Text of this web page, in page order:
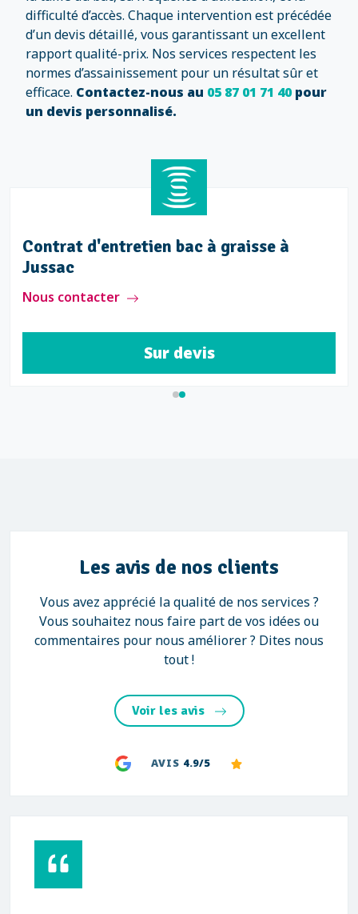
difficulté d’accès. Chaque intervention est précédée
d’un devis détaillé, vous garantissant un excellent
rapport qualité-prix. Nos services respectent les
normes d’assainissement pour un résultat sûr et
efficace. Contactez-nous au 05 87 01 71 40pour
un devis personnalisé.
Contrat d'entretien bac à graisse à
Jussac
Nous contacter
Sur devis
Les avis de nos clients
Vous avez apprécié la qualité de nos services ?
Vous souhaitez nous faire part de vos idées ou
commentaires pour nous améliorer ? Dites nous
tout !
Voir les avis
AVIS 4.9/5